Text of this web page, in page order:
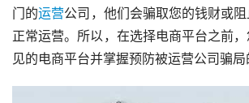
门的运营公司，他们会骗取您的钱财或
正常运营。所以，在选择电商平台之前
见的电商平台并掌握预防被运营公司骗局